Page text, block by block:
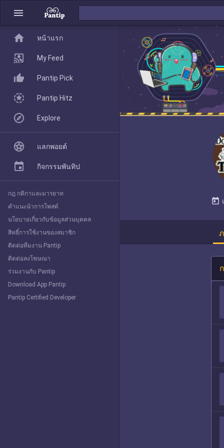
menu
today
home
Pantip Pick
Explore
home หน้าแรก
My Feed
Pantip Pick
Pantip Hitz
Explore
แลกพอยต์
กิจกรรมพันทิป
กฎ กติกาและมารยาท
คำแนะนำการโพสต์
นโยบายเกี่ยวกับข้อมูลส่วนบุคคล
สิทธิ์การใช้งานของสมาชิก
ติดต่อทีมงาน Pantip
ติดต่อลงโฆษณา
ร่วมงานกับ Pantip
Download App Pantip
Pantip Certified Developer